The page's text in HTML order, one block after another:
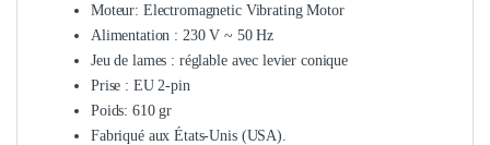
Moteur: Electromagnetic Vibrating Motor
Alimentation : 230 V ~ 50 Hz
Jeu de lames : réglable avec levier conique
Prise : EU 2-pin
Poids: 610 gr
Fabriqué aux États-Unis (USA).